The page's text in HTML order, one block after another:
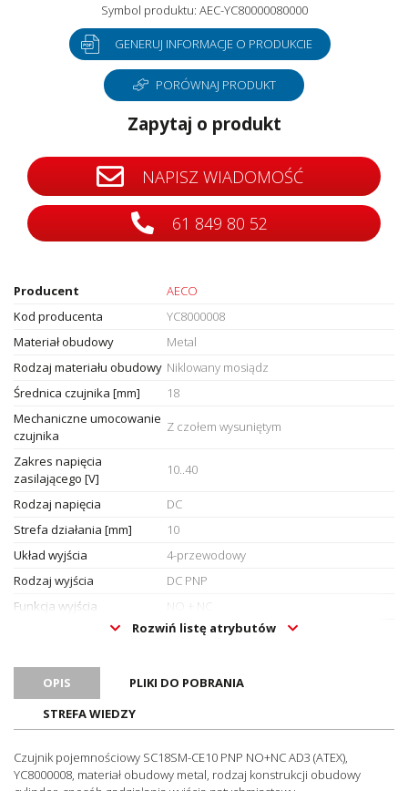
Symbol produktu: AEC-YC80000080000
GENERUJ INFORMACJE O PRODUKCIE
PORÓWNAJ PRODUKT
Zapytaj o produkt
NAPISZ WIADOMOŚĆ
61 849 80 52
Producent
AECO
Kod producenta
YC8000008
Materiał obudowy
Metal
Rodzaj materiału obudowy Niklowany mosiądz
Średnica czujnika [mm]
18
Mechaniczne umocowanie
czujnika
Z czołem wysuniętym
Zakres napięcia
zasilającego [V]
10..40
Rodzaj napięcia
DC
Strefa działania [mm]
10
Układ wyjścia
4-przewodowy
Rodzaj wyjścia
DC PNP
Funkcja wyjścia
NO + NC
Rodzaj połączenia
podłączeniowego [m]
3
Konstrukcja obudowy
Histereza [% Sn]
Zależnie od ustawionej czułości
Rozwiń listę atrybutów
OPIS
PLIKI DO POBRANIA
STREFA WIEDZY
Czujnik pojemnościowy SC18SM-CE10 PNP NO+NC AD3 (ATEX),
YC8000008, materiał obudowy metal, rodzaj konstrukcji obudowy